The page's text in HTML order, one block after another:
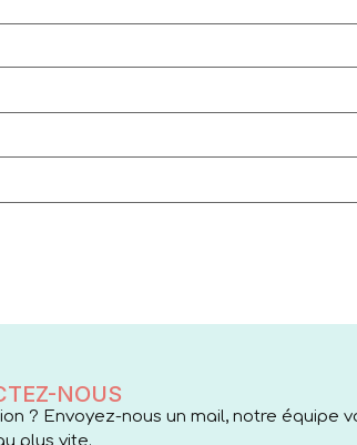
NOUS
? Envoyez-nous un mail, notre équipe
plus vite.